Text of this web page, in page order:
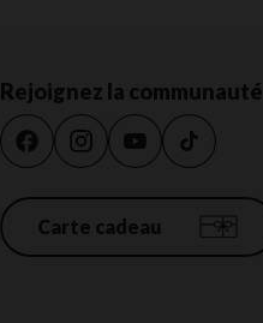
Rejoignez la communauté
Carte cadeau